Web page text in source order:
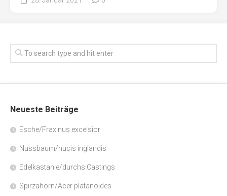
Neueste Beiträge
Esche/Fraxinus excelsior
Nussbaum/nucis inglandis
Edelkastanie/durchs Castings
Spirzahorn/Acer platanoides